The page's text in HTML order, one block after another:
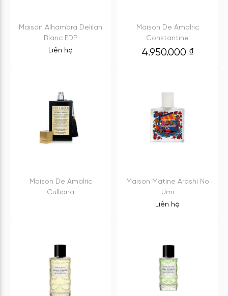
Maison Alhambra Delilah
Blanc EDP
Liên hệ
Maison De Amalric
Constantine
4.950.000 ₫
Maison De Amalric
Culliana
Maison Matine Arashi No
Umi
Liên hệ